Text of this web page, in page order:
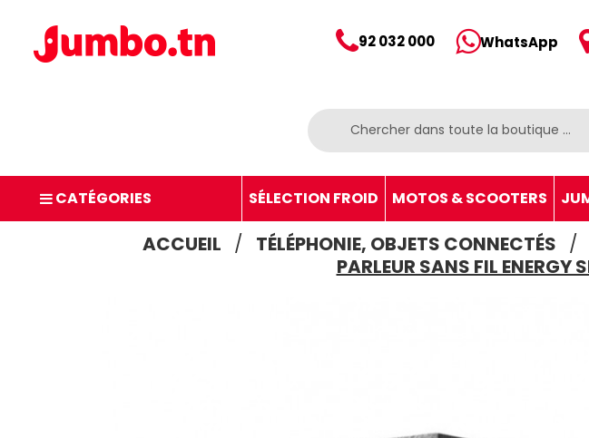
92 032 000 WhatsApp
CATÉGORIES SÉLECTION FROID MOTOS & SCOOTERS
ACCUEIL TÉLÉPHONIE, OBJETS CONNECTÉS
PARLEUR SANS FIL